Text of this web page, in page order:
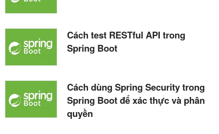
Cách test RESTful API trong
Spring Boot
Cách dùng Spring Security trong
Spring Boot để xác thực và phân
quyền